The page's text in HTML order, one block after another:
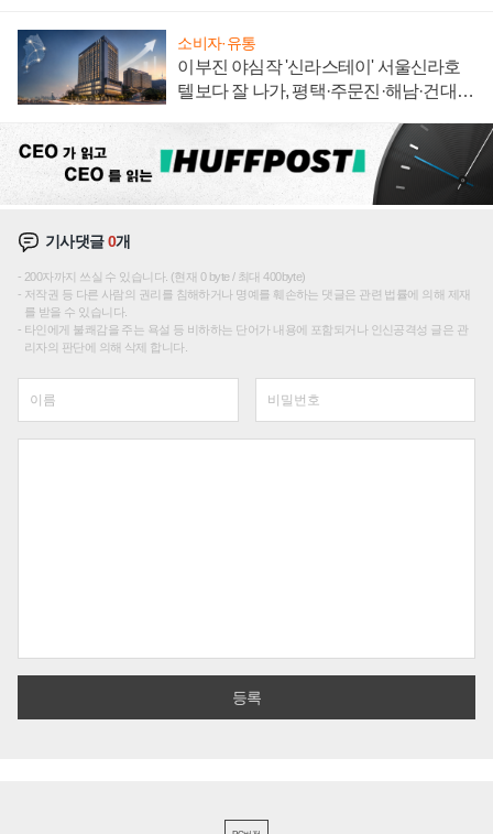
소비자·유통
이부진 야심작 '신라스테이' 서울신라호
텔보다 잘 나가, 평택·주문진·해남·건대로
기사댓글0개
200자까지 쓰실 수 있습니다. (현재 0 byte / 최대 400byte)
저작권 등 다른 사람의 권리를 침해하거나 명예를 훼손하는 댓글은 관련 법률에 의해 제재
를 받을 수 있습니다.
타인에게 불쾌감을 주는 욕설 등 비하하는 단어가 내용에 포함되거나 인신공격성 글은 관
리자의 판단에 의해 삭제 합니다.